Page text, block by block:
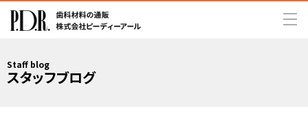
Staff blog
スタッフブログ